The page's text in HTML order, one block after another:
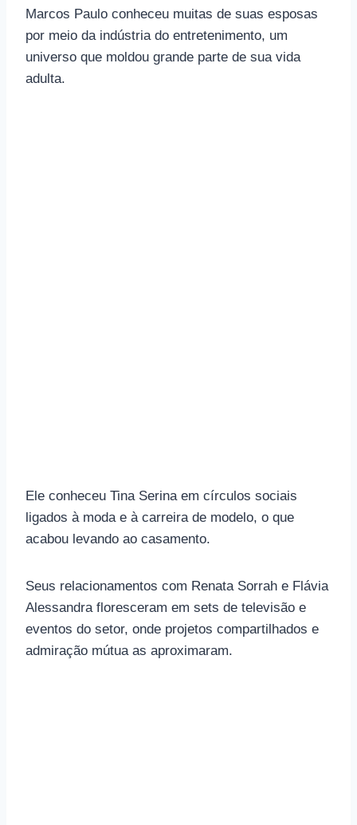
Marcos Paulo conheceu muitas de suas esposas
por meio da indústria do entretenimento, um
universo que moldou grande parte de sua vida
adulta.
Ele conheceu Tina Serina em círculos sociais
ligados à moda e à carreira de modelo, o que
acabou levando ao casamento.
Seus relacionamentos com Renata Sorrah e Flávia
Alessandra floresceram em sets de televisão e
eventos do setor, onde projetos compartilhados e
admiração mútua as aproximaram.